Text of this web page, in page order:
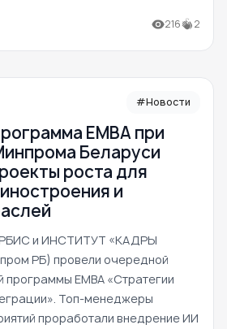
216 2
#Новости
ЕМВА при
Беларуси
роста для
и
и ИНСТИТУТ «КАДРЫ
РБ) провели очередной
EMBA «Стратегии
Топ-менеджеры
проработали внедрение ИИ